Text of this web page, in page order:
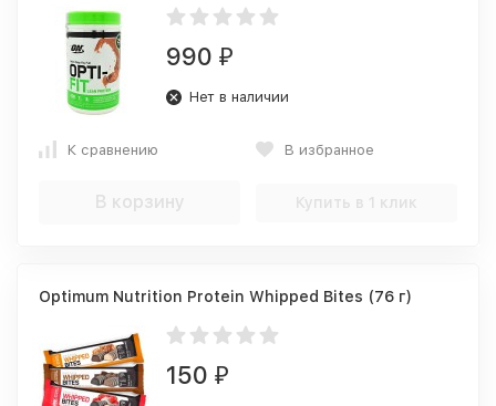
990 ₽
Нет в наличии
К сравнению В избранное
В корзину Купить в 1 клик
Optimum Nutrition Protein Whipped Bites (76 г)
150 ₽